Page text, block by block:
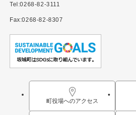
Tel:0268-82-3111
Fax:0268-82-8307
町役場へのアクセス